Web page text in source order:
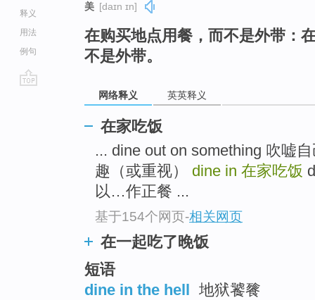
释义
用法
例句
美 [daɪn ɪn]
在购买地点用餐，而不是外带：
不是外带。
网络释义 英英释义
在家吃饭
... dine out on something 吹嘘
趣（或重视） dine in 在家吃饭
以…作正餐 ...
基于154个网页-相关网页
在一起吃了晚饭
短语
dine in the hell 地狱饕餮